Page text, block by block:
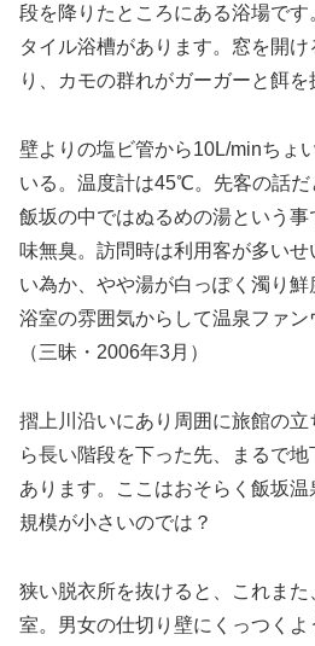
段を降りたところにある浴場で
タイル浴槽があります。窓を開
り、カモの群れがガーガーと餌を
壁よりの塩ビ管から10L/minちょ
いる。温度計は45℃。先客の話
飯坂の中ではぬるめの湯という
味無臭。訪問時は利用客が多い
い為か、やや湯が白っぽく濁り鮮
浴室の雰囲気からして温泉ファン
（三昧・2006年3月）
摺上川沿いにあり周囲に旅館の
ら長い階段を下った先、まるで
あります。ここはおそらく飯坂
規模が小さいのでは？
狭い脱衣所を抜けると、これま
室。男女の仕切り壁にくっつく